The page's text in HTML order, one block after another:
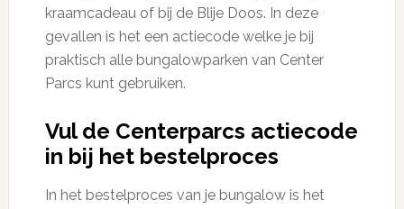
kraamcadeau of bij de Blije Doos. In deze
gevallen is het een actiecode welke je bij
praktisch alle bungalowparken van Center
Parcs kunt gebruiken.
Vul de Centerparcs actiecode
in bij het bestelproces
In het bestelproces van je bungalow is het